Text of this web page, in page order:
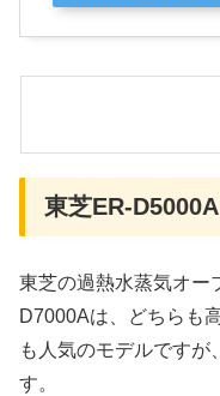
東芝ER-
東芝の過熱水蒸気オー
D7000Aは、どちらも
も人気のモデルですが
す。